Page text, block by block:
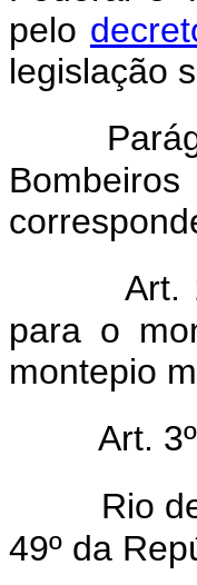
pelo
legislação
Art.
para o
montepio
Art.
Rio
49º da